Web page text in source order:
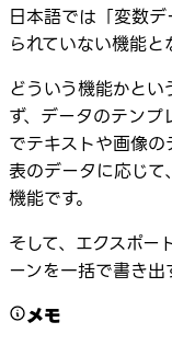
日本語では「変数
られていない機能と
どういう機能かと
ず、データのテン
でテキストや画像
表のデータに応じて
機能です。
そして、エクスポー
ーンを一括で書き出
メモ